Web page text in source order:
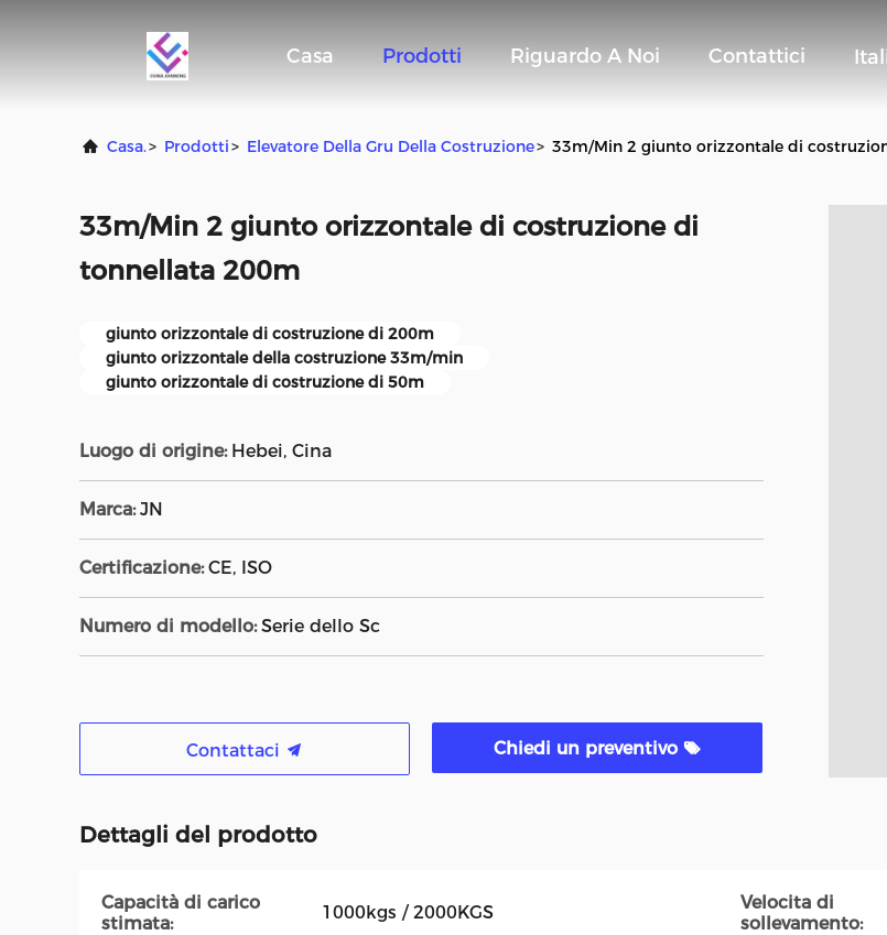
Casa Prodotti Riguardo A Noi Contattici
Casa.> Prodotti> Elevatore Della Gru Della Costruzione> 33m/Min 2 giunto orizzontale di
33m/Min 2 giunto orizzontale di costruzione di
tonnellata 200m
giunto orizzontale di costruzione di 200m
giunto orizzontale della costruzione 33m/min
giunto orizzontale di costruzione di 50m
Luogo di origine: Hebei, Cina
Marca: JN
Certificazione: CE, ISO
Numero di modello: Serie dello Sc
Contattaci Chiedi un preventivo
Dettagli del prodotto
Capacità di carico
stimata:
1000kgs / 2000KGS
Velocita di
sollevamento: